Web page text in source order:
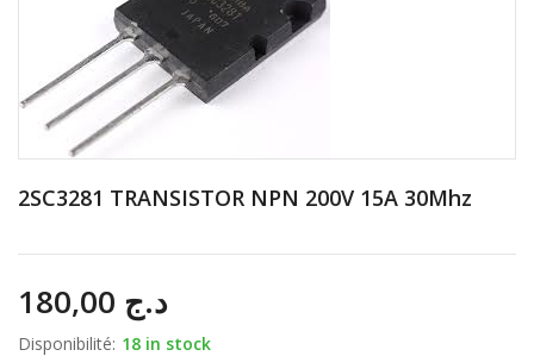
2SC3281 TRANSISTOR NPN 200V 15A 30Mhz
د.ج
Disponibilité: 18 in stock